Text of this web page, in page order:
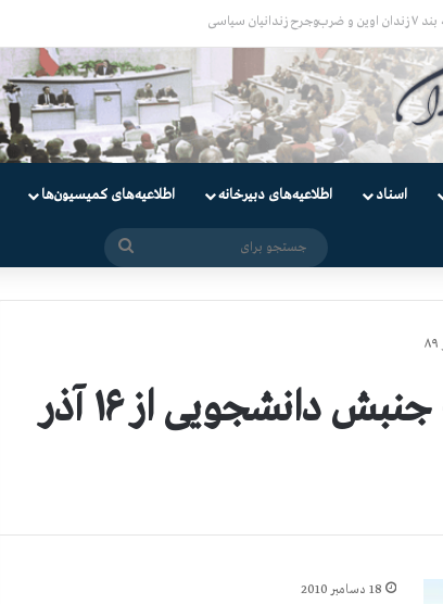
اسناد اطلاعیه‌های دبیرخانه اطلاعیه‌های کمیسیون‌‌ها
دکتر محمد علی شیخی – جنبش دانشجویی از ۱۶ آذر
18 دسامبر 2010